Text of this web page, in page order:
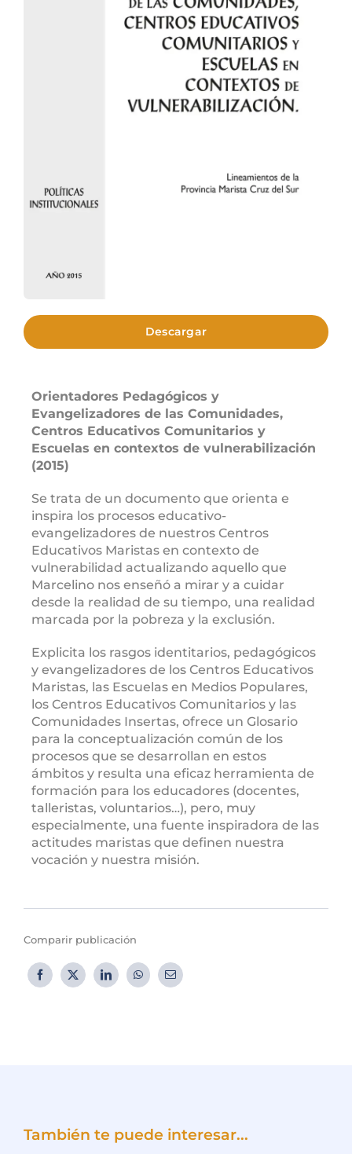
Orientadores Pedagógicos y
Evangelizadores de las Comunidades,
Centros Educativos Comunitarios y
Escuelas en contextos de vulnerabilización
(2015)
Se trata de un documento que orienta e
inspira los procesos educativo-
evangelizadores de nuestros Centros
Educativos Maristas en contexto de
vulnerabilidad actualizando aquello que
Marcelino nos enseñó a mirar y a cuidar
desde la realidad de su tiempo, una realidad
marcada por la pobreza y la exclusión.
Explicita los rasgos identitarios, pedagógicos
y evangelizadores de los Centros Educativos
Maristas, las Escuelas en Medios Populares,
los Centros Educativos Comunitarios y las
Comunidades Insertas, ofrece un Glosario
para la conceptualización común de los
procesos que se desarrollan en estos
ámbitos y resulta una eficaz herramienta de
formación para los educadores (docentes,
talleristas, voluntarios…), pero, muy
especialmente, una fuente inspiradora de las
actitudes maristas que definen nuestra
vocación y nuestra misión.
Comparir publicación
Descargar
También te puede interesar...